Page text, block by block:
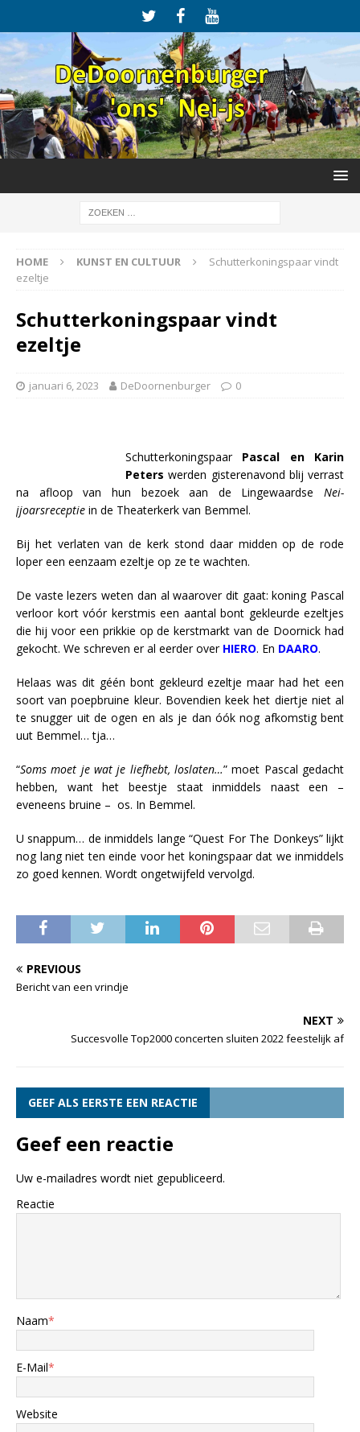
HOME KUNST EN CULTUUR
Schutterkoningspaar vindt
ezeltje
Schutterkoningspaar vindt
ezeltje
januari 6, 2023 DeDoornenburger 0
Schutterkoningspaar Pascal en Karin
Peters werden gisterenavond blij verrast
na afloop van hun bezoek aan de Lingewaardse Nei-
jjoarsreceptie in de Theaterkerk van Bemmel.
Bij het verlaten van de kerk stond daar midden op de rode
loper een eenzaam ezeltje op ze te wachten.
De vaste lezers weten dan al waarover dit gaat: koning Pascal
verloor kort vóór kerstmis een aantal bont gekleurde ezeltjes
die hij voor een prikkie op de kerstmarkt van de Doornick had
gekocht. We schreven er al eerder over HIERO. En DAARO.
Helaas was dit géén bont gekleurd ezeltje maar had het een
soort van poepbruine kleur. Bovendien keek het diertje niet al
te snugger uit de ogen en als je dan óók nog afkomstig bent
uut Bemmel… tja…
“Soms moet je wat je liefhebt, loslaten…” moet Pascal gedacht
hebben, want het beestje staat inmiddels naast een –
eveneens bruine – os. In Bemmel.
U snappum… de inmiddels lange “Quest For The Donkeys” lijkt
nog lang niet ten einde voor het koningspaar dat we inmiddels
zo goed kennen. Wordt ongetwijfeld vervolgd.
PREVIOUS
Bericht van een vrindje
NEXT
Succesvolle Top2000 concerten sluiten 2022 feestelijk af
GEEF ALS EERSTE EEN REACTIE
Geef een reactie
Uw e-mailadres wordt niet gepubliceerd.
Reactie
Naam*
E-Mail*
Website